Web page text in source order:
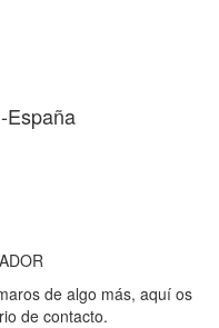
España
de algo más, aquí os
de contacto.